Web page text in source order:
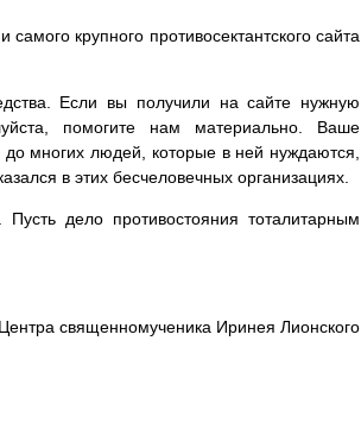
крупного противосектантского сайта
Если вы получили на сайте нужную
помогите нам материально. Ваше
многих людей, которые в ней нуждаются,
в этих бесчеловечных организациях.
дело противостояния тоталитарным
священномученика Иринея Лионского